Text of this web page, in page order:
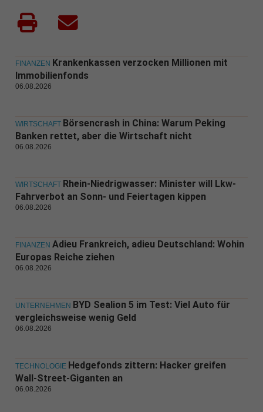
FINANZEN Krankenkassen verzocken Millionen mit
Immobilienfonds
06.08.2026
WIRTSCHAFT Börsencrash in China: Warum Peking
Banken rettet, aber die Wirtschaft nicht
06.08.2026
WIRTSCHAFT Rhein-Niedrigwasser: Minister will Lkw-
Fahrverbot an Sonn- und Feiertagen kippen
06.08.2026
FINANZEN Adieu Frankreich, adieu Deutschland: Wohin
Europas Reiche ziehen
06.08.2026
UNTERNEHMEN BYD Sealion 5 im Test: Viel Auto für
vergleichsweise wenig Geld
06.08.2026
TECHNOLOGIE Hedgefonds zittern: Hacker greifen
Wall-Street-Giganten an
06.08.2026